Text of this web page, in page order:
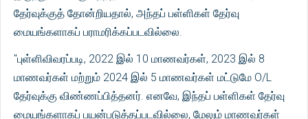
தேர்வுக்குத் தோன்றியதால், அந்தப் பள்ளிகள் தேர்வு
மையங்களாகப் பராமரிக்கப்படவில்லை.
"புள்ளிவிவரப்படி, 2022 இல் 10 மாணவர்கள், 2023 இல் 8
மாணவர்கள் மற்றும் 2024 இல் 5 மாணவர்கள் மட்டுமே O/L
தேர்வுக்கு விண்ணப்பித்தனர். எனவே, இந்தப் பள்ளிகள் தேர்வு
மையங்களாகப் பயன்படுத்தப்படவில்லை, மேலும் மாணவர்கள்